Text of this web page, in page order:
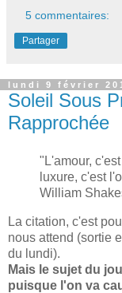
5 commentaires:
Partager
lundi 9 février
Soleil Sous
Rapprochée
" L'amour,
luxure, c'est
William
La citation, c'est
nous attend (sortie
du lundi).
Mais le sujet du
puisque l'on va